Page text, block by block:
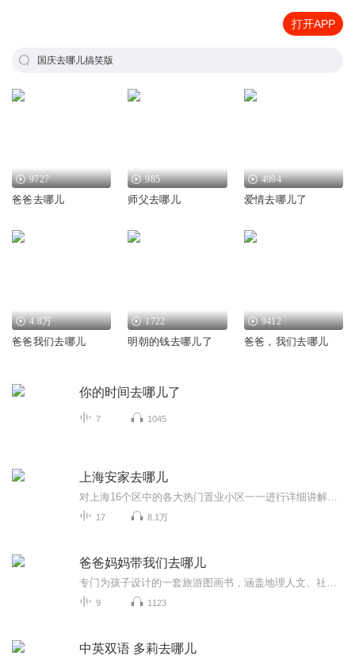
打开APP
国庆去哪儿搞笑版
9727
爸爸去哪儿
985
师父去哪儿
4994
爱情去哪儿了
4.8万
爸爸我们去哪儿
1722
明朝的钱去哪儿了
9412
爸爸，我们去哪儿
你的时间去哪儿了
7 1045
上海安家去哪儿
17 8.1万
爸爸妈妈带我们去哪儿
9 1123
中英双语 多莉去哪儿